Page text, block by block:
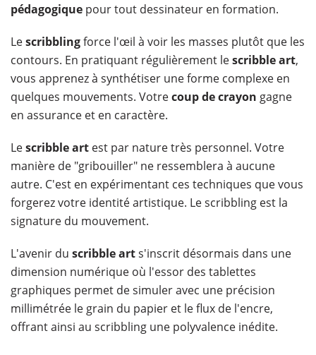
pédagogique pour tout dessinateur en formation.
Lescribblingforce l'œil à voir les masses plutôt que les
contours. En pratiquant régulièrement lescribble art,
vous apprenez à synthétiser une forme complexe en
quelques mouvements. Votrecoup de crayon gagne
en assurance et en caractère.
Lescribble art est par nature très personnel. Votre
manière de "gribouiller" ne ressemblera à aucune
autre. C'est en expérimentant ces techniques que vous
forgerez votre identité artistique. Le scribbling est la
signature du mouvement.
L'avenir du scribble arts'inscrit désormais dans une
dimension numérique où l'essor des tablettes
graphiques permet de simuler avec une précision
millimétrée le grain du papier et le flux de l'encre,
offrant ainsi au scribbling une polyvalence inédite.